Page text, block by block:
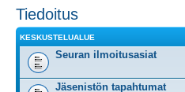
Tiedoitus
KESKUSTELUALUE
Seuran ilmoitusasiat
Jäsenistön tapahtumat